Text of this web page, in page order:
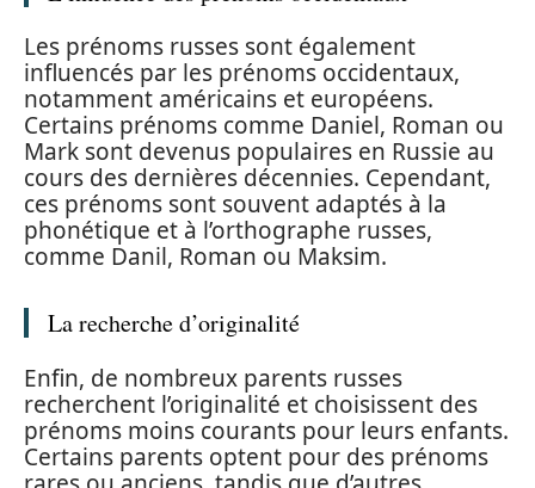
Les prénoms russes sont également
influencés par les prénoms occidentaux,
notamment américains et européens.
Certains prénoms comme Daniel, Roman ou
Mark sont devenus populaires en Russie au
cours des dernières décennies. Cependant,
ces prénoms sont souvent adaptés à la
phonétique et à l’orthographe russes,
comme Danil, Roman ou Maksim.
La recherche d’originalité
Enfin, de nombreux parents russes
recherchent l’originalité et choisissent des
prénoms moins courants pour leurs enfants.
Certains parents optent pour des prénoms